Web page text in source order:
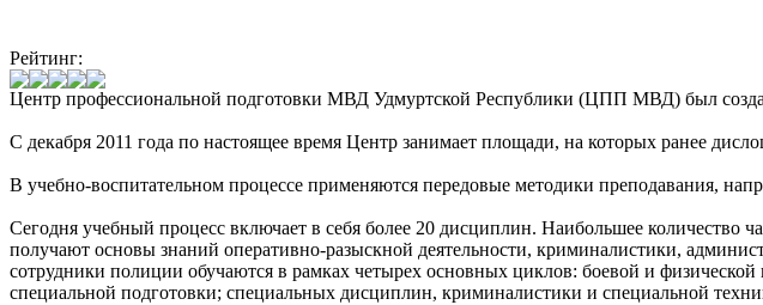
Рейтинг:
Центр профессиональной подготовки МВД Удмуртской Республики (ЦПП МВД) был
С декабря 2011 года по настоящее время Центр занимает площади, на которых ранее
В учебно-воспитательном процессе применяются передовые методики преподавания,
Сегодня учебный процесс включает в себя более 20 дисциплин. Наибольшее количество
получают основы знаний оперативно-разыскной деятельности, криминалистики,
сотрудники полиции обучаются в рамках четырех основных циклов: боевой и
специальной подготовки; специальных дисциплин, криминалистики и специальной